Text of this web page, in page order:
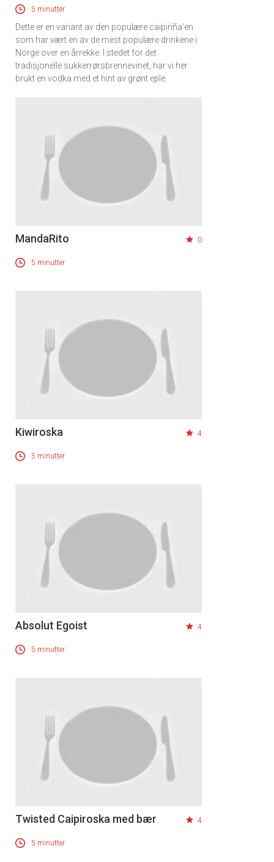
5 minutter
Dette er en variant av den populære caipiriña'en
som har vært en av de mest populære drinkene i
Norge over en årrekke. I stedet for det
tradisjonelle sukkerrørsbrennevinet, har vi her
brukt en vodka med et hint av grønt eple.
MandaRito 0
5 minutter
Kiwiroska 4
5 minutter
Absolut Egoist 4
5 minutter
Twisted Caipiroska med bær 4
5 minutter